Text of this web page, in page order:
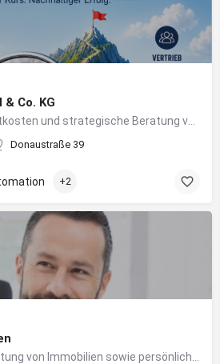
Co. KG
Donaustraße 39
+2